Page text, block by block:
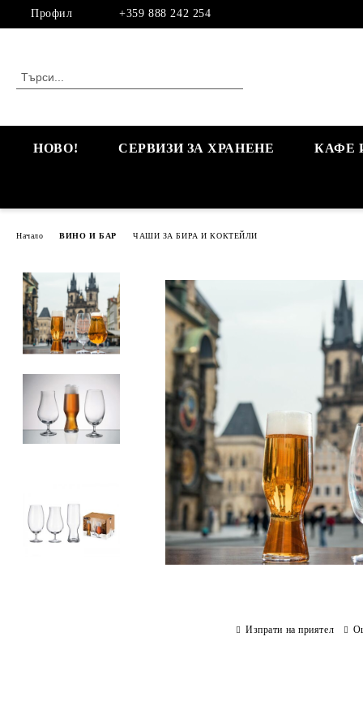
Профил +359 888 242 254
НОВО! СЕРВИЗИ ЗА ХРАНЕНЕ КАФЕ
Начало ВИНО И БАР ЧАШИ ЗА БИРА И КОКТЕЙЛИ
Изпрати на приятел